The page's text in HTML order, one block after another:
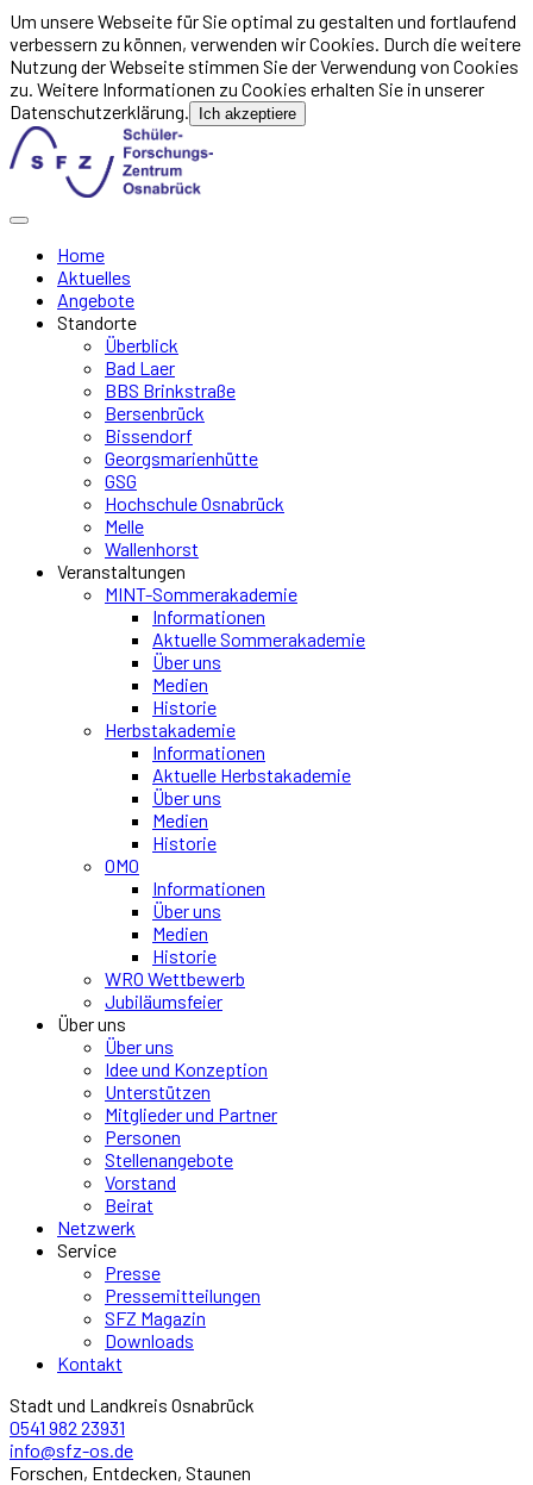
Um unsere Webseite für Sie optimal zu gestalten und fortlaufend
verbessern zu können, verwenden wir Cookies. Durch die weitere
Nutzung der Webseite stimmen Sie der Verwendung von Cookies
zu. Weitere Informationen zu Cookies erhalten Sie in unserer
Datenschutzerklärung.
Ich akzeptiere
Home
Aktuelles
Angebote
Standorte
Überblick
Bad Laer
BBS Brinkstraße
Bersenbrück
Bissendorf
Georgsmarienhütte
GSG
Hochschule Osnabrück
Melle
Wallenhorst
Veranstaltungen
MINT-Sommerakademie
Informationen
Aktuelle Sommerakademie
Über uns
Medien
Historie
Herbstakademie
Informationen
Aktuelle Herbstakademie
Über uns
Medien
Historie
OMO
Informationen
Über uns
Medien
Historie
WRO Wettbewerb
Jubiläumsfeier
Über uns
Über uns
Idee und Konzeption
Unterstützen
Mitglieder und Partner
Personen
Stellenangebote
Vorstand
Beirat
Netzwerk
Service
Presse
Pressemitteilungen
SFZ Magazin
Downloads
Kontakt
Stadt und Landkreis Osnabrück
0541 982 23931
info@sfz-os.de
Forschen, Entdecken, Staunen